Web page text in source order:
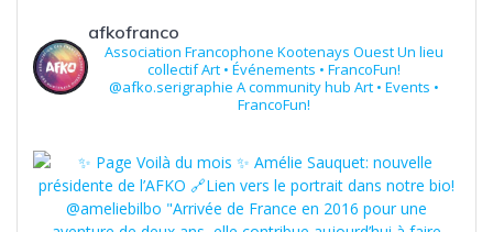
afkofranco
Association Francophone Kootenays OuestUn lieu
collectifArt • Événements • FrancoFun!
@afko.serigraphie A community hub Art • Events •
FrancoFun!